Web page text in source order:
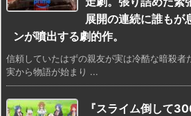
展開の連続に誰もが
ンが噴出する劇的作。
信頼していたはずの親友が実は冷酷な暗殺者
実から物語が始まり ...
『スライム倒して